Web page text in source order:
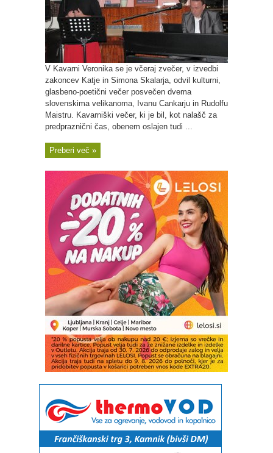
V Kavarni Veronika se je včeraj zvečer, v izvedbi
zakoncev Katje in Simona Skalarja, odvil kulturni,
glasbeno-poetični večer posvečen dvema
slovenskima velikanoma, Ivanu Cankarju in Rudolfu
Maistru. Kavarniški večer, ki je bil, kot nalašč za
predpraznični čas, obenem oslajen tudi ...
Preberi več »